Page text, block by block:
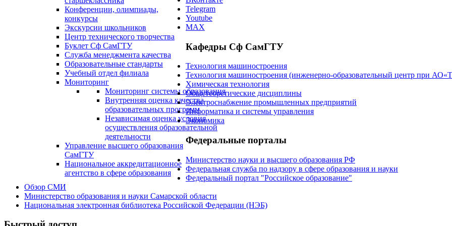
Конференции, олимпиады,
конкурсы
Экскурсии школьников
Центр технического творчества
Буклет Сф СамГТУ
Служба менеджмента качества
Образовательные стандарты
Учебный отдел филиала
Мониторинг
Мониторинг системы образования
Внутренняя оценка качества
образовательных программ
Независимая оценка условия
осуществления образовательной
деятельности
Управление высшего образования
СамГТУ
Национальное аккредитационное
агентство в сфере образования
Telegram
Youtube
MAX
Кафедры Сф СамГТУ
Технология машиностроения
Технология машиностроения (инженерно-образовательный центр при
Химическая технология
Общетеоретические дисциплины
Электроснабжение промышленных предприятий
Информатика и системы управления
Экономика
Федеральные порталы
Министерство науки и высшего образования РФ
Федеральная служба по надзору в сфере образования и науки
Федеральный портал "Российское образование"
Обзор СМИ
Министерство образования и науки Самарской области
Национальная электронная библиотека Российской Федерации (НЭБ)